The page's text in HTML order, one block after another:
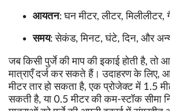
आयतन: घन मीटर, लीटर,
समय: सेकंड, मिनट, घंटे, दिन, और
जब किसी पुर्जे की माप की इकाई होती है,
मात्राएँ दर्ज कर सकते हैं। उदाहरण के लिए,
मीटर तार हो सकता है, एक प्रोजेक्ट में 1.5
सकती है, या 0.5 मीटर की कम-स्टॉक सीमा